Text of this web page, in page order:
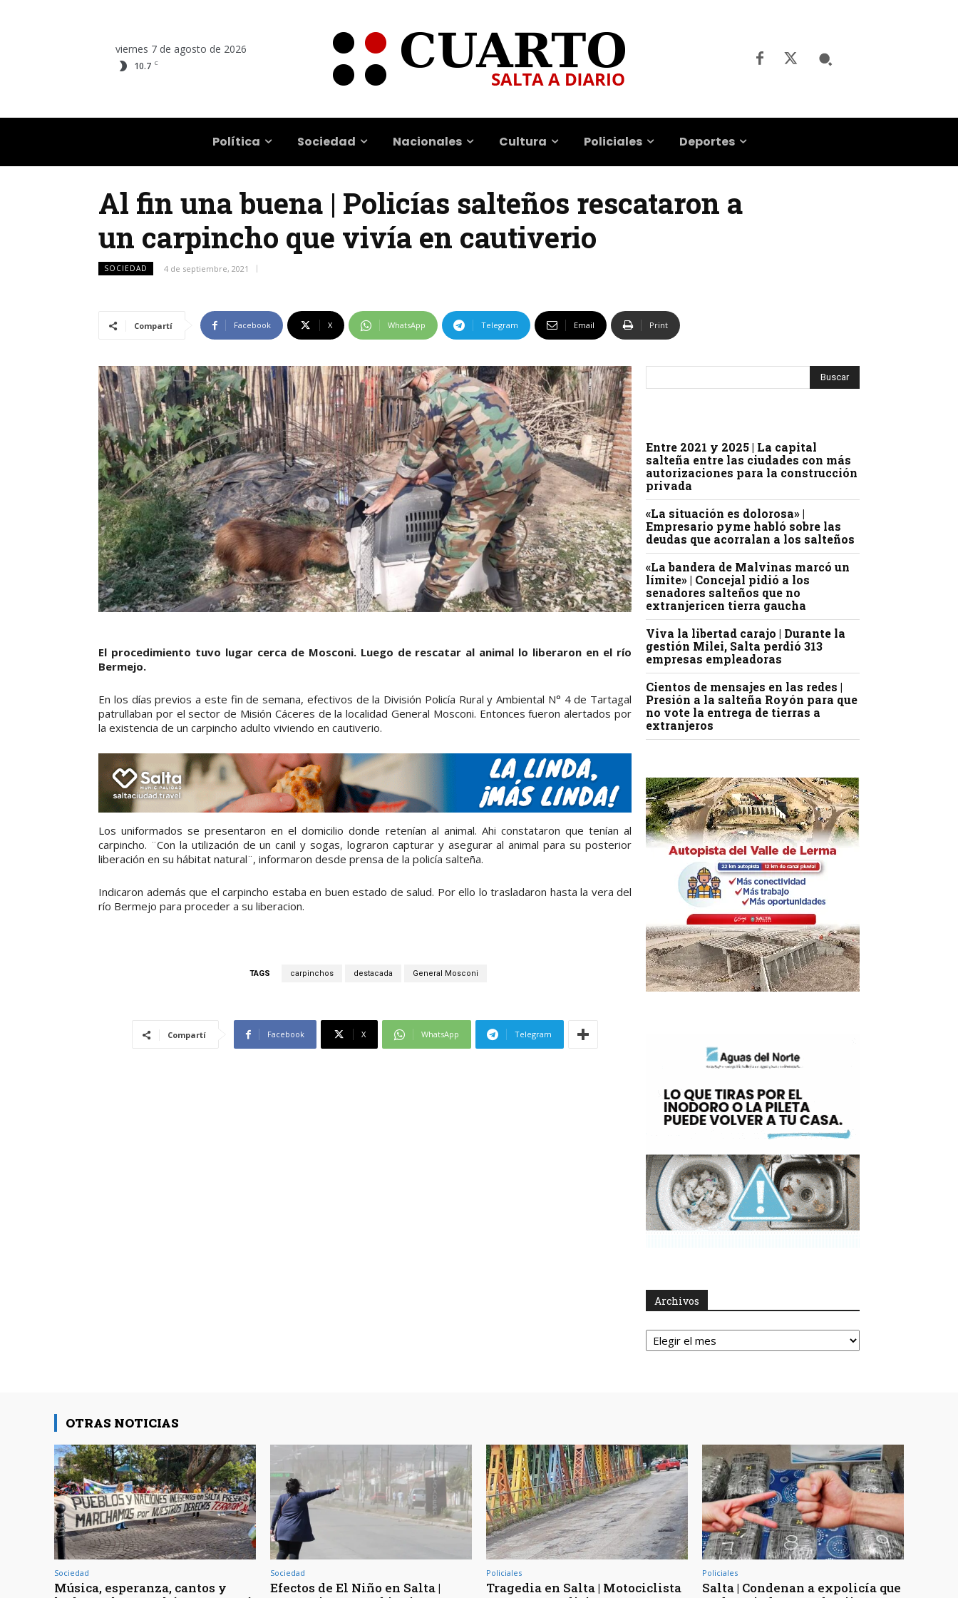
viernes 7 de agosto de 2026
10.7 C
Política Sociedad Nacionales Cultura Policiales Deportes
Al fin una buena | Policías salteños rescataron a
un carpincho que vivía en cautiverio
SOCIEDAD 4 de septiembre, 2021
Compartí Facebook X WhatsApp Telegram Email Print
El procedimiento tuvo lugar cerca de Mosconi. Luego de rescatar al animal lo liberaron en el río
Bermejo.
En los días previos a este fin de semana, efectivos de la División Policía Rural y Ambiental N° 4 de Tartagal
patrullaban por el sector de Misión Cáceres de la localidad General Mosconi. Entonces fueron alertados por
la existencia de un carpincho adulto viviendo en cautiverio.
Los uniformados se presentaron en el domicilio donde retenían al animal. Ahi constataron que tenían al
carpincho. ¨Con la utilización de un canil y sogas, lograron capturar y asegurar al animal para su posterior
liberación en su hábitat natural¨, informaron desde prensa de la policía salteña.
Indicaron además que el carpincho estaba en buen estado de salud. Por ello lo trasladaron hasta la vera del
río Bermejo para proceder a su liberacion.
TAGS carpinchos destacada General Mosconi
Compartí Facebook X WhatsApp Telegram
Entre 2021 y 2025 | La capital
salteña entre las ciudades con más
autorizaciones para la construcción
privada
«La situación es dolorosa» |
Empresario pyme habló sobre las
deudas que acorralan a los salteños
«La bandera de Malvinas marcó un
límite» | Concejal pidió a los
senadores salteños que no
extranjericen tierra gaucha
Viva la libertad carajo | Durante la
gestión Milei, Salta perdió 313
empresas empleadoras
Cientos de mensajes en las redes |
Presión a la salteña Royón para que
no vote la entrega de tierras a
extranjeros
Archivos
Archivos
OTRAS NOTICIAS
Sociedad
Música, esperanza, cantos y
Sociedad
Efectos de El Niño en Salta |
Policiales
Tragedia en Salta | Motociclista
Policiales
Salta | Condenan a expolicía que